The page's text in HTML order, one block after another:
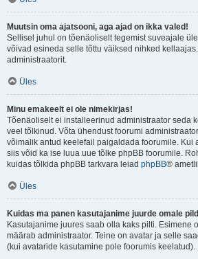
Muutsin oma ajatsooni, aga ajad on ikka valed!
Sellisel juhul on tõenäoliselt tegemist suveajale
võivad esineda selle tõttu väiksed nihked
administraatorit.
Üles
Minu emakeelt ei ole nimekirjas!
Tõenäoliselt ei installeerinud administraator seda
veel tõlkinud. Võta ühendust foorumi
võimalik antud keelefail paigaldada foorumile. Kui
siis võid ka ise luua uue tõlke phpBB foorumile.
kuidas tõlkida phpBB tarkvara leiad phpBB®
Üles
Kuidas ma panen kasutajanime juurde omale
Kasutajanime juures saab olla kaks pilti. Esimene
määrab administraator. Teine on avatar ja selle
(kui avataride kasutamine pole foorumis keelatud).